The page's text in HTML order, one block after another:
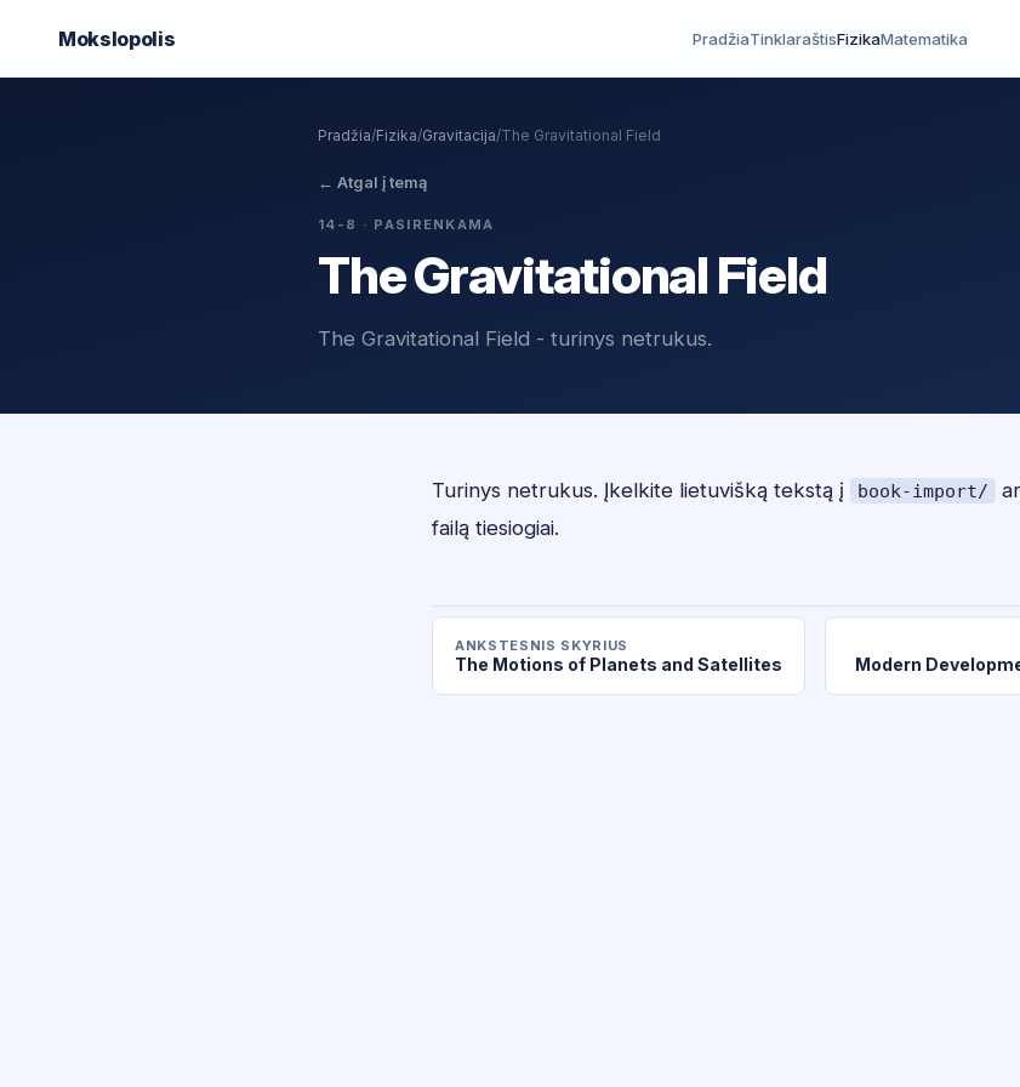
Mokslopolis PradžiaTinklaraštisFizikaMatematika
Pradžia/Fizika/Gravitacija/The Gravitational Field
← Atgal į temą
14-8 · PASIRENKAMA
The Gravitational Field
The Gravitational Field - turinys netrukus.
Turinys netrukus. Įkelkite lietuvišką tekstą į book-import/
failą tiesiogiai.
ANKSTESNIS SKYRIUS
The Motions of Planets and Satellites Modern